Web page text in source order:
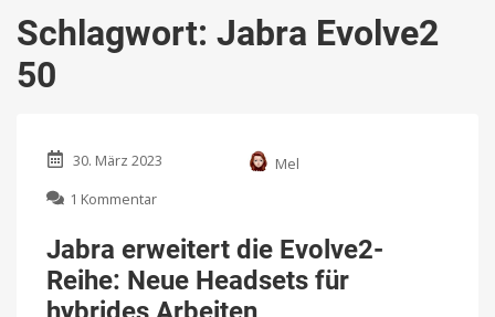
Schlagwort: Jabra Evolve2
50
30. März 2023
Mel
1 Kommentar
erweitert
die
Evolve2-
Reihe:
Jabra erweitert die Evolve2-
Reihe: Neue Headsets für